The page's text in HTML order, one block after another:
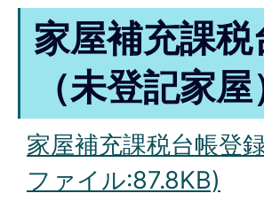
家屋補充課
（未登記家屋
家屋補充課税台帳登
ファイル:87.8KB)